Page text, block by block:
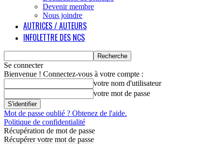
Devenir membre
Nous joindre
AUTRICES / AUTEURS
INFOLETTRE DES NCS
Se connecter
Bienvenue ! Connectez-vous à votre compte :
votre nom d'utilisateur
votre mot de passe
Mot de passe oublié ? Obtenez de l'aide.
Politique de confidentialité
Récupération de mot de passe
Récupérer votre mot de passe